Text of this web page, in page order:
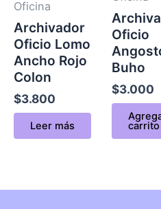
Oficina
Archivador
Oficio Lomo
Ancho Rojo
Colon
$3.800
Leer más
Oficio
Buho
$3.000
carrito